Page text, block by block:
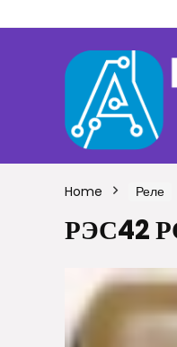
Home Реле
РЭС42